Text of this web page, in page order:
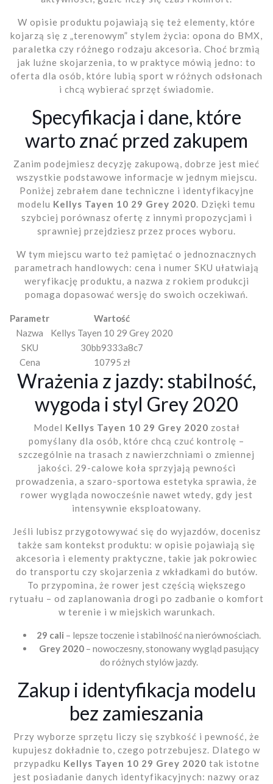
W opisie produktu pojawiają się też elementy, które
kojarzą się z „terenowym” stylem życia: opona do BMX,
paraletka czy różnego rodzaju akcesoria. Choć brzmią
jak luźne skojarzenia, to w praktyce mówią jedno: to
oferta dla osób, które lubią sport w różnych odsłonach
i chcą wybierać sprzęt świadomie.
Specyfikacja i dane, które
warto znać przed zakupem
Zanim podejmiesz decyzję zakupową, dobrze jest mieć
wszystkie podstawowe informacje w jednym miejscu.
Poniżej zebrałem dane techniczne i identyfikacyjne
modelu Kellys Tayen 10 29 Grey 2020. Dzięki temu
szybciej porównasz ofertę z innymi propozycjami i
sprawniej przejdziesz przez proces wyboru.
W tym miejscu warto też pamiętać o jednoznacznych
parametrach handlowych: cena i numer SKU ułatwiają
weryfikację produktu, a nazwa z rokiem produkcji
pomaga dopasować wersję do swoich oczekiwań.
Parametr
Wartość
Nazwa
Kellys Tayen 10 29 Grey 2020
SKU
30bb9333a8c7
Cena
10795 zł
Wrażenia z jazdy: stabilność,
wygoda i styl Grey 2020
Model Kellys Tayen 10 29 Grey 2020 został
pomyślany dla osób, które chcą czuć kontrolę –
szczególnie na trasach z nawierzchniami o zmiennej
jakości. 29-calowe koła sprzyjają pewności
prowadzenia, a szaro-sportowa estetyka sprawia, że
rower wygląda nowocześnie nawet wtedy, gdy jest
intensywnie eksploatowany.
Jeśli lubisz przygotowywać się do wyjazdów, docenisz
także sam kontekst produktu: w opisie pojawiają się
akcesoria i elementy praktyczne, takie jak pokrowiec
do transportu czy skojarzenia z wkładkami do butów.
To przypomina, że rower jest częścią większego
rytuału – od zaplanowania drogi po zadbanie o komfort
w terenie i w miejskich warunkach.
29 cali – lepsze toczenie i stabilność na nierównościach.
Grey 2020– nowoczesny, stonowany wygląd pasujący
do różnych stylów jazdy.
Zakup i identyfikacja modelu
bez zamieszania
Przy wyborze sprzętu liczy się szybkość i pewność, że
kupujesz dokładnie to, czego potrzebujesz. Dlatego w
przypadku Kellys Tayen 10 29 Grey 2020 tak istotne
jest posiadanie danych identyfikacyjnych: nazwy oraz